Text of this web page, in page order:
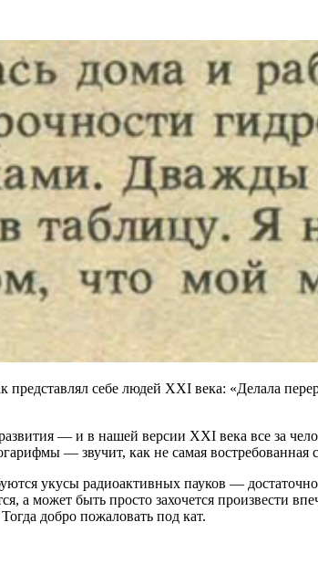
представлял себе людей XXI века: «Делала
— и в нашей версии XXI века все за
— звучит, как не самая востребованная
укусы радиоактивных пауков —
а может быть просто захочется произвести
добро пожаловать под кат.